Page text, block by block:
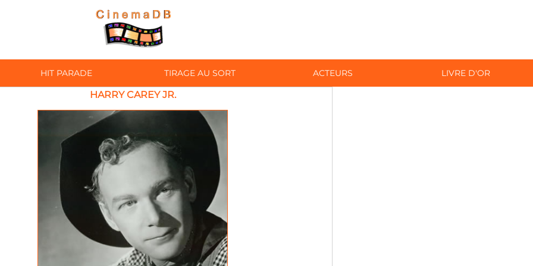
HIT PARADE TIRAGE AU SORT ACTEURS LIVRE D'OR
HARRY CAREY JR.